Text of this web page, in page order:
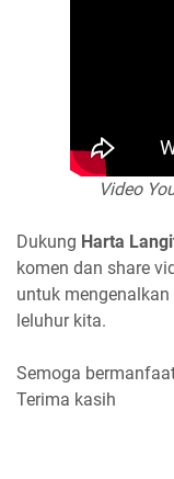
Video
Dukung Harta
komen dan share
untuk
leluhur kita.
Semoga
Terima kasih